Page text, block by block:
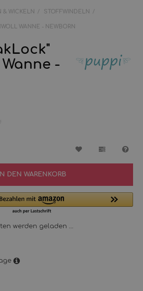
& WICKELN
STOFFWINDELN
WANNE - NEWBORN
-
IN DEN WARENKORB
werden geladen ...
Wunschzettel